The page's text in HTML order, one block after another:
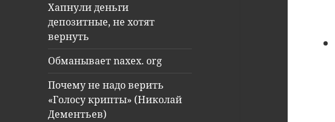
Хапнули деньги
депозитные, не хотят
вернуть
Обманывает naxex. org
Почему не надо верить
«Голосу крипты» (Николай
Дементьев)